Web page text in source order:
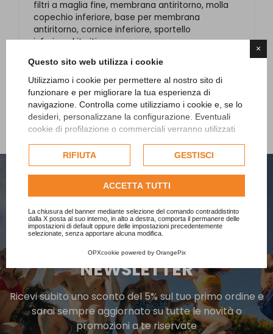
×
Questo sito web utilizza i cookie
Utilizziamo i cookie per permettere al nostro sito di
funzionare e per migliorare la tua esperienza di
navigazione. Controlla come utilizziamo i cookie e, se lo
desideri, personalizzane la configurazione. Eventuali
cookie di profilazione o commerciali verranno utilizzati
dell'utente e, se consentito, potrebbero essere utilizzati
per personalizzare gli annunci pubblicitari. Per ulteriori
informazioni su come Google utilizza i dati raccolti,
politica sulla privacy di Google
Consulta l'informativa cookie completa.
RIFIUTA GESTISCI
ACCETTA TUTTI
La chiusura del banner mediante selezione del comando contraddistinto
dalla X posta al suo interno, in alto a destra, comporta il permanere delle
impostazioni di default oppure delle impostazioni precedentemente
selezionate, senza apportare alcuna modifica.
OPXcookie powered by OrangePix
filtri a maglia fine, membrana antiritorno, molla
copechio inferiore, base per membrana
antiritorno, cornice inferiore, sportello
inferiore, kit viti.
ISCRIVITI ALLA NOSTRA
NEWSLETTER
Ricevi subito uno sconto del 5% sul tuo primo ordine e
sarai sempre aggiornato su tutte le novità o
promozioni a te riservate